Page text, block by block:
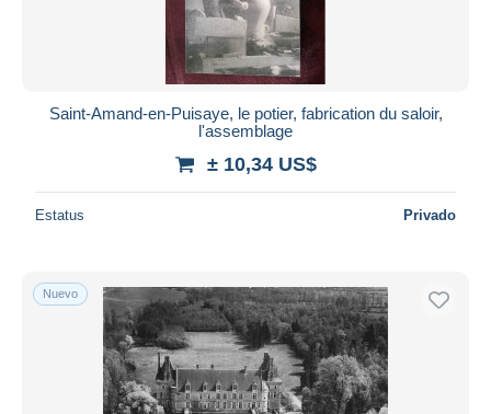
Saint-Amand-en-Puisaye, le potier, fabrication du saloir,
l'assemblage
± 10,34 US$
Estatus Privado
Nuevo